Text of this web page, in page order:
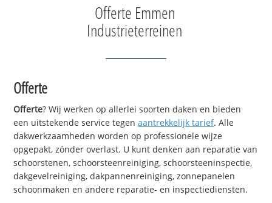
Offerte Emmen
Industrieterreinen
Offerte
Offerte? Wij werken op allerlei soorten daken en bieden
een uitstekende service tegenaantrekkelijk tarief. Alle
dakwerkzaamheden worden op professionele wijze
opgepakt, zónder overlast. U kunt denken aan reparatie van
schoorstenen, schoorsteenreiniging, schoorsteeninspectie,
dakgevelreiniging, dakpannenreiniging, zonnepanelen
schoonmaken en andere reparatie- en inspectiediensten.